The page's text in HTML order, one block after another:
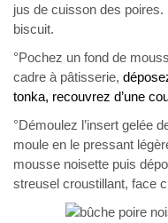
jus de cuisson des
biscuit.
°Pochez un fond de
cadre à pâtisserie,
tonka, recouvrez d’une
°Démoulez l’insert gelée
moule en le pressant
mousse noisette puis
streusel croustillant, face